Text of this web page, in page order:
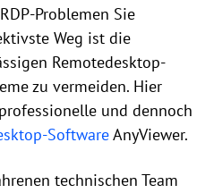
Problemen Sie
Weg ist die
Remotedesktop-
zu vermeiden. Hier
und dennoch
SoftwareAnyViewer.
technischen Team